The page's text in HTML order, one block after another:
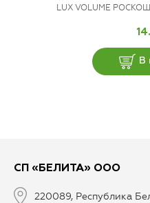
LUX VOLUME
В
СП «БЕЛИТА» ООО
220089, Республика